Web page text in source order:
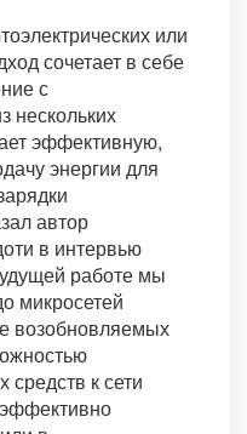
или
сочетает в себе
с
нескольких
эффективную,
энергии для
автор
в интервью
работе мы
микросетей
возобновляемых
к сети